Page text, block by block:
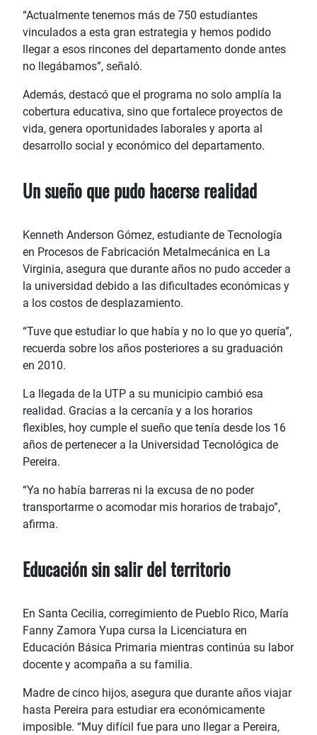
“Actualmente tenemos más de 750 estudiantes
vinculados a esta gran estrategia y hemos podido
llegar a esos rincones del departamento donde antes
no llegábamos”, señaló.
Además, destacó que el programa no solo amplía la
cobertura educativa, sino que fortalece proyectos de
vida, genera oportunidades laborales y aporta al
desarrollo social y económico del departamento.
Un sueño que pudo hacerse realidad
Kenneth Anderson Gómez, estudiante de Tecnología
en Procesos de Fabricación Metalmecánica en La
Virginia, asegura que durante años no pudo acceder a
la universidad debido a las dificultades económicas y
a los costos de desplazamiento.
“Tuve que estudiar lo que había y no lo que yo quería”,
recuerda sobre los años posteriores a su graduación
en 2010.
La llegada de la UTP a su municipio cambió esa
realidad. Gracias a la cercanía y a los horarios
flexibles, hoy cumple el sueño que tenía desde los 16
años de pertenecer a la Universidad Tecnológica de
Pereira.
“Ya no había barreras ni la excusa de no poder
transportarme o acomodar mis horarios de trabajo”,
afirma.
Educación sin salir del territorio
En Santa Cecilia, corregimiento de Pueblo Rico, María
Fanny Zamora Yupa cursa la Licenciatura en
Educación Básica Primaria mientras continúa su labor
docente y acompaña a su familia.
Madre de cinco hijos, asegura que durante años viajar
hasta Pereira para estudiar era económicamente
imposible. “Muy difícil fue para uno llegar a Pereira,